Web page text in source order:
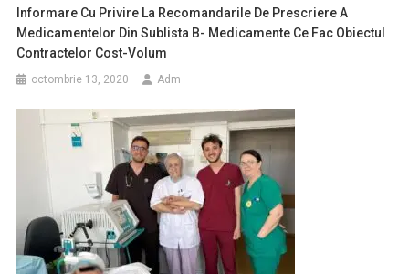
Informare Cu Privire La Recomandarile De Prescriere A
Medicamentelor Din Sublista B- Medicamente Ce Fac Obiectul
Contractelor Cost-Volum
octombrie 13, 2020 Adm